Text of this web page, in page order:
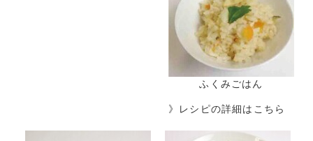
ふくみごはん
》レシピの詳細はこちら